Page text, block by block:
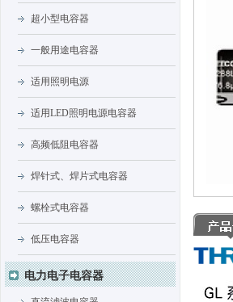
超小型电容器
一般用途电容器
适用照明电源
适用LED照明电源电容器
高频低阻电容器
焊针式、焊片式电容器
螺栓式电容器
低压电容器
电力电子电容器